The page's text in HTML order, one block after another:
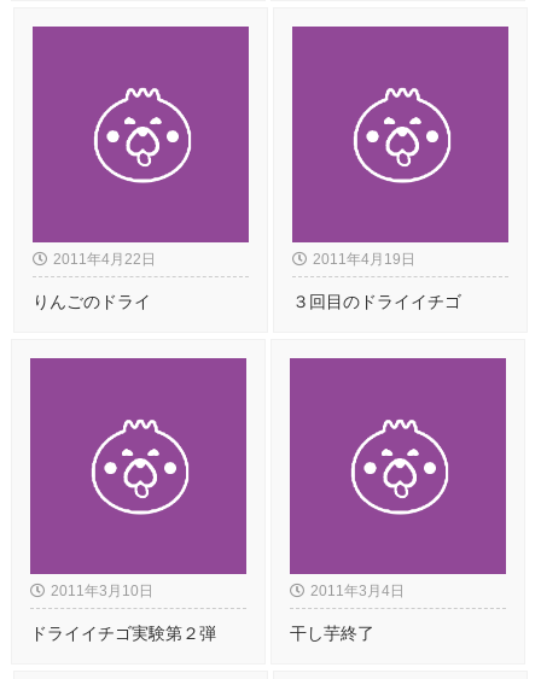
2011年4月22日
りんごのドライ
2011年4月19日
３回目のドライイチゴ
2011年3月10日
ドライイチゴ実験第２弾
2011年3月4日
干し芋終了